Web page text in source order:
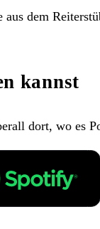
aus dem
kannst
dort, wo es